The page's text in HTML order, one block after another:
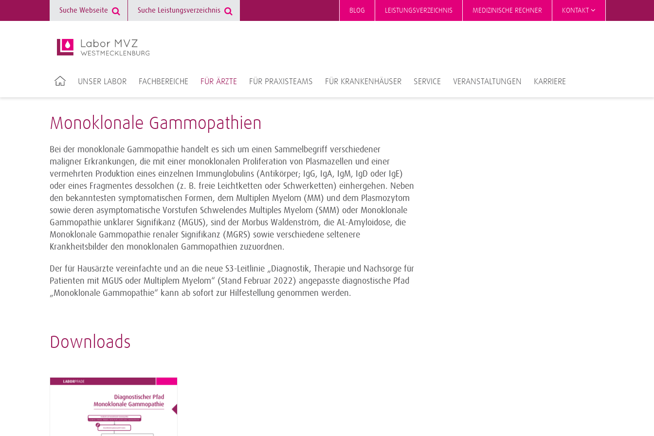
BLOG LEISTUNGSVERZEICHNIS MEDIZINISCHE RECHNER KONTAKT
UNSER LABOR FACHBEREICHE FÜR ÄRZTE FÜR PRAXISTEAMS FÜR KRANKENHÄUSER SERVICE VERANSTALTUNGEN KARRIERE
Monoklonale Gammopathien
Bei der monoklonale Gammopathie handelt es sich um einen Sammelbegriff verschiedener
maligner Erkrankungen, die mit einer monoklonalen Proliferation von Plasmazellen und einer
vermehrten Produktion eines einzelnen Immunglobulins (Antikörper; IgG, IgA, IgM, IgD oder IgE)
oder eines Fragmentes dessolchen (z. B. freie Leichtketten oder Schwerketten) einhergehen. Neben
den bekanntesten symptomatischen Formen, dem Multiplen Myelom (MM) und dem Plasmozytom
sowie deren asymptomatische Vorstufen Schwelendes Multiples Myelom (SMM) oder Monoklonale
Gammopathie unklarer Signifikanz (MGUS), sind der Morbus Waldenström, die AL-Amyloidose, die
Monoklonale Gammopathie renaler Signifikanz (MGRS) sowie verschiedene seltenere
Krankheitsbilder den monoklonalen Gammopathien zuzuordnen.
Der für Hausärzte vereinfachte und an die neue S3-Leitlinie „Diagnostik, Therapie und Nachsorge für
Patienten mit MGUS oder Multiplem Myelom“ (Stand Februar 2022) angepasste diagnostische Pfad
„Monoklonale Gammopathie“ kann ab sofort zur Hilfestellung genommen werden.
Downloads